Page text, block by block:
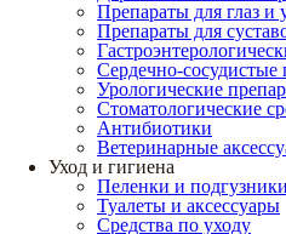
Препараты для глаз и
Препараты для
Сердечно-сосудистые
Урологические
Стоматологические
Антибиотики
Ветеринарные
Уход и гигиена
Пеленки и подгузники
Туалеты и аксессуары
Средства по уходу